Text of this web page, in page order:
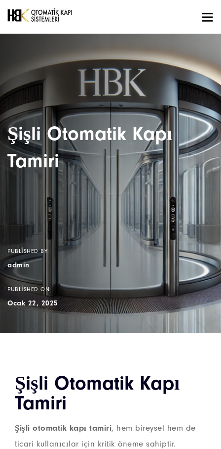
Şişli Otomatik Kapı
Tamiri
PUBLISHED BY:
admin
PUBLISHED ON:
Ocak 22, 2025
Şişli Otomatik Kapı
Tamiri
Şişli otomatik kapı tamiri, hem bireysel hem de
ticari kullanıcılar için kritik öneme sahiptir.